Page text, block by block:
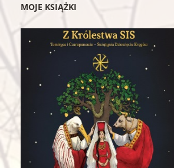
MOJE KSIĄŻKI